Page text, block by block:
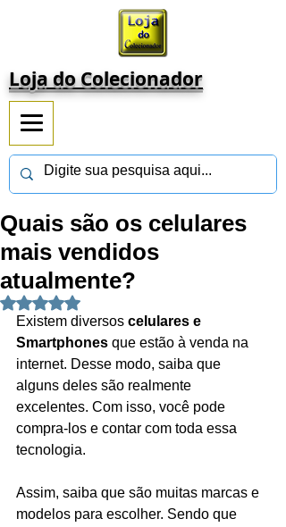
Loja do Colecionador
Quais são os celulares
mais vendidos
atualmente?
Avaliado com NaN de 5 estrelas.
Existem diversos celulares e
Smartphones que estão à venda na
internet. Desse modo, saiba que
alguns deles são realmente
excelentes. Com isso, você pode
compra-los e contar com toda essa
tecnologia.
Assim, saiba que são muitas marcas e
modelos para escolher. Sendo que